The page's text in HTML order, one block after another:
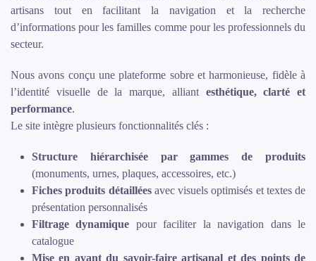
artisans tout en facilitant la navigation et la recherche
d’informations pour les familles comme pour les professionnels du
secteur.
Nous avons conçu une plateforme sobre et harmonieuse, fidèle à
l’identité visuelle de la marque, alliant esthétique, clarté et
performance.
Le site intègre plusieurs fonctionnalités clés :
Structure hiérarchisée par gammes de produits
(monuments, urnes, plaques, accessoires, etc.)
Fiches produits détailléesavec visuels optimisés et textes de
présentation personnalisés
Filtrage dynamique pour faciliter la navigation dans le
catalogue
Mise en avant du savoir-faire artisanal et des points de